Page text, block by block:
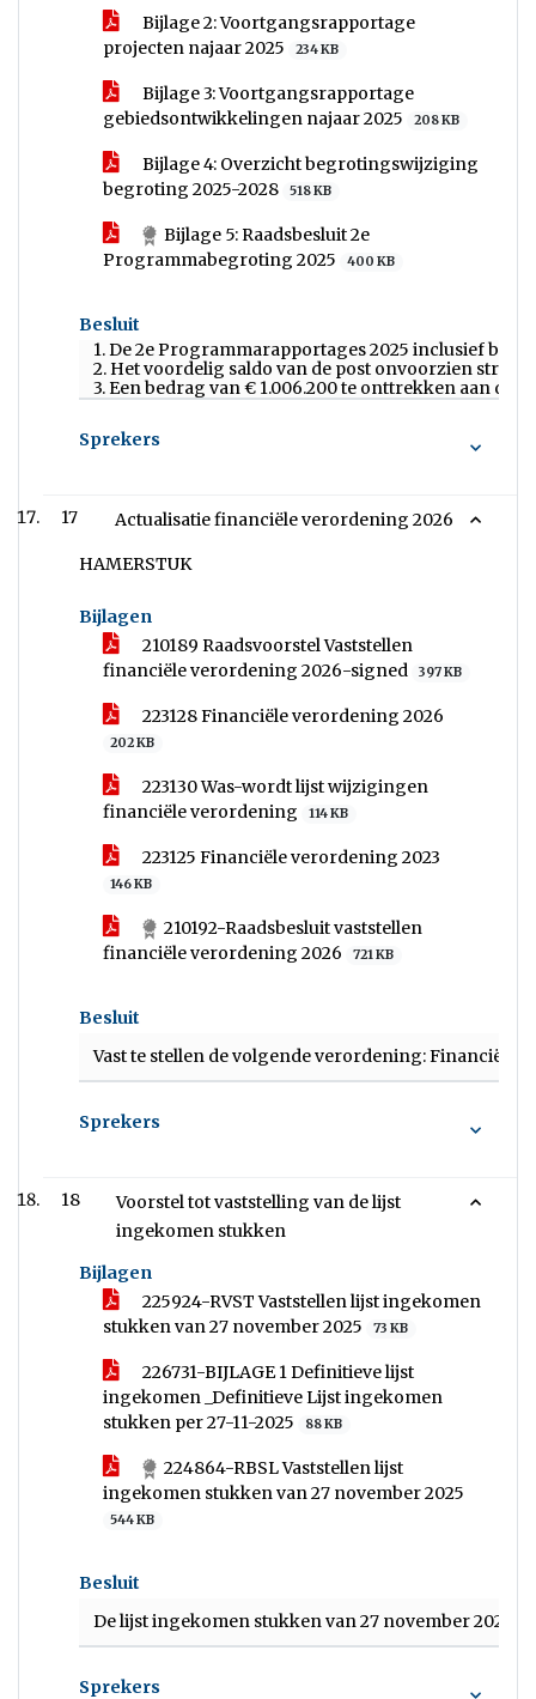
Bijlage 2: Voortgangsrapportage
projecten najaar 2025
234 KB
Bijlage 3: Voortgangsrapportage
gebiedsontwikkelingen najaar 2025
208 KB
Bijlage 4: Overzicht begrotingswijziging
begroting 2025-2028
518 KB
Bijlage 5: Raadsbesluit 2e
Programmabegroting 2025
400 KB
Besluit
1. De 2e Programmarapportages 2025 inclusief
2. Het voordelig saldo van de post onvoorzien
3. Een bedrag van € 1.006.200 te onttrekken aan
Sprekers
17 Actualisatie financiële verordening 2026
HAMERSTUK
Bijlagen
210189 Raadsvoorstel Vaststellen
financiële verordening 2026-signed
397 KB
223128 Financiële verordening 2026
202 KB
223130 Was-wordt lijst wijzigingen
financiële verordening
114 KB
223125 Financiële verordening 2023
146 KB
210192-Raadsbesluit vaststellen
financiële verordening 2026
721 KB
Besluit
Vast te stellen de volgende verordening: Financiële
Sprekers
18
Voorstel tot vaststelling van de lijst
ingekomen stukken
Bijlagen
225924-RVST Vaststellen lijst ingekomen
stukken van 27 november 2025
73 KB
226731-BIJLAGE 1 Definitieve lijst
ingekomen _Definitieve Lijst ingekomen
stukken per 27-11-2025
88 KB
224864-RBSL Vaststellen lijst
ingekomen stukken van 27 november 2025
544 KB
Besluit
De lijst ingekomen stukken van 27 november 2025
Sprekers